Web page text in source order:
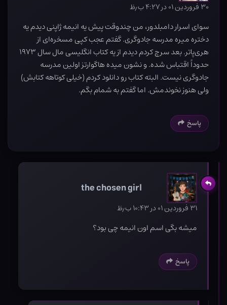
۳۰ فروردین ۰۱ در ۴:۲۷ ب٫ظ
سوای اسرار دامبلدور، من چندوقت پیش یه انیمه ژاپنی دیدم یه
دختره میره مدرسه جادوگری. گفتم عجب کپی مسخره‌ای از
هری‌پاتر. بعد سرچ کردم دیدم از یه کتاب انگلیسی مال سال ۱۹۷۳
حدوداً اقتباس شده. و نشون میده هاگوارتز اولین مدرسه
جادوگری نیست. البته کتاب رو دانلود کردم (خیلی کوتاهه کتابش)
ولی هنوز نخوندمش. اما گفتم به شمام بگم.
پاسخ
the chosen girl
۳۱ فروردین ۰۱ در ۱۰:۴۳ ب٫ظ
میشه بگی اسم اون انیمه چی بود؟
پاسخ